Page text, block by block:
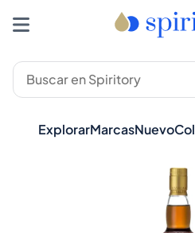
ExplorarMarcasNuevo